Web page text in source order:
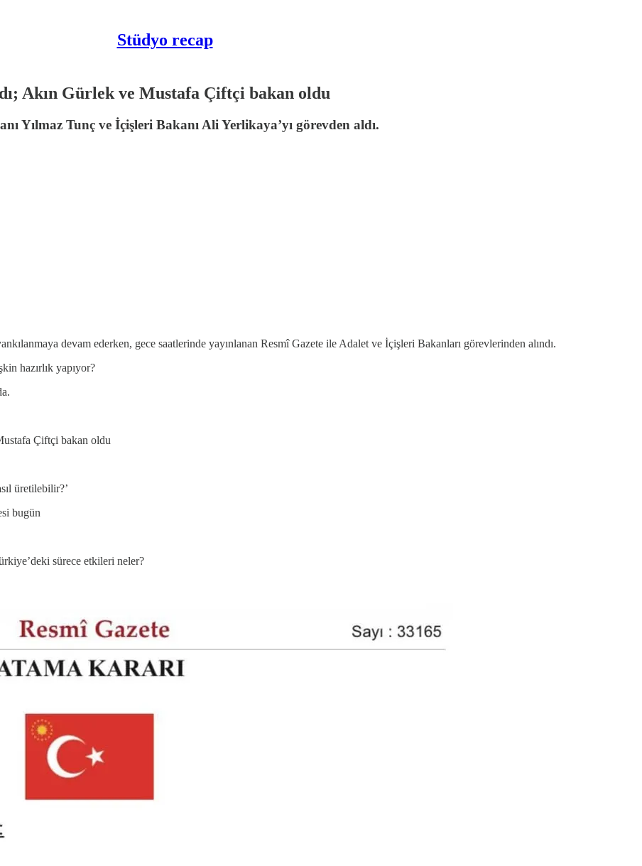
Stüdyo recap
Akın Gürlek ve Mustafa Çiftçi bakan oldu
Yılmaz Tunç ve İçişleri Bakanı Ali Yerlikaya’yı görevden aldı.
devam ederken, gece saatlerinde yayınlanan Resmî Gazete ile Adalet ve İçişleri Bakanları görevlerinden alındı.
hazırlık yapıyor?
Çiftçi bakan oldu
üretilebilir?’
bugün
sürece etkileri neler?